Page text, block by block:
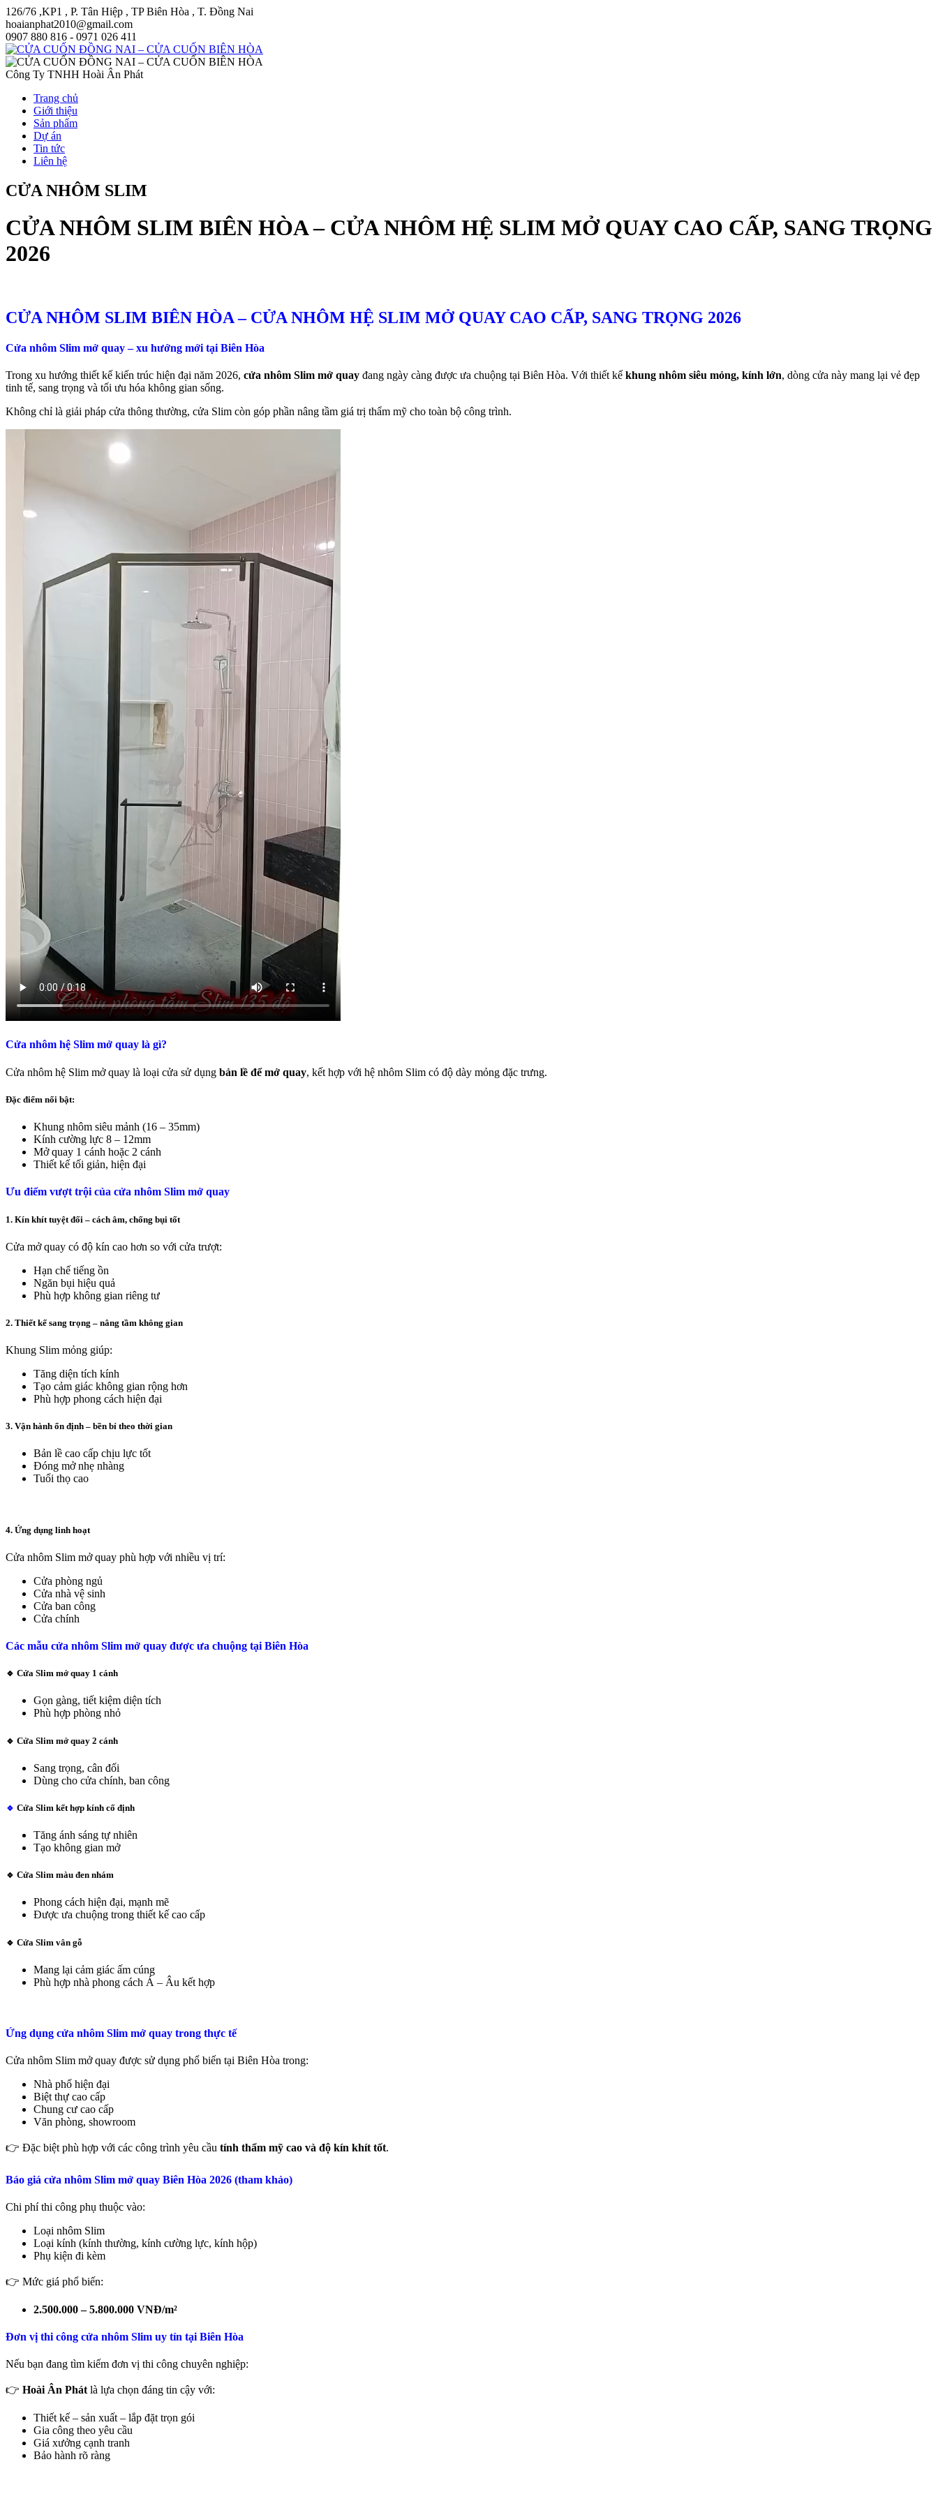
126/76 ,KP1 , P. Tân Hiệp , TP Biên Hòa , T. Đồng Nai
hoaianphat2010@gmail.com
0907 880 816 - 0971 026 411
Công Ty TNHH Hoài Ân Phát
Trang chủ
Giới thiệu
Sản phẩm
Dự án
Tin tức
Liên hệ
CỬA NHÔM SLIM
CỬA NHÔM SLIM BIÊN HÒA – CỬA NHÔM HỆ SLIM MỞ QUAY CAO CẤP, SANG TRỌNG
2026
CỬA NHÔM SLIM BIÊN HÒA – CỬA NHÔM HỆ SLIM MỞ QUAY CAO CẤP, SANG TRỌNG 2026
Cửa nhôm Slim mở quay – xu hướng mới tại Biên Hòa
Trong xu hướng thiết kế kiến trúc hiện đại năm 2026, cửa nhôm Slim mở quay đang ngày càng được ưa chuộng tại Biên Hòa. Với thiết kế khung nhôm siêu mỏng, kính lớn, dòng cửa này mang lại vẻ đẹp
tinh tế, sang trọng và tối ưu hóa không gian sống.
Không chỉ là giải pháp cửa thông thường, cửa Slim còn góp phần nâng tầm giá trị thẩm mỹ cho toàn bộ công trình.
Cửa nhôm hệ Slim mở quay là gì?
Cửa nhôm hệ Slim mở quay là loại cửa sử dụng bản lề để mở quay, kết hợp với hệ nhôm Slim có độ dày mỏng đặc trưng.
Đặc điểm nổi bật:
Khung nhôm siêu mảnh (16 – 35mm)
Kính cường lực 8 – 12mm
Mở quay 1 cánh hoặc 2 cánh
Thiết kế tối giản, hiện đại
Ưu điểm vượt trội của cửa nhôm Slim mở quay
1. Kín khít tuyệt đối – cách âm, chống bụi tốt
Cửa mở quay có độ kín cao hơn so với cửa trượt:
Hạn chế tiếng ồn
Ngăn bụi hiệu quả
Phù hợp không gian riêng tư
2. Thiết kế sang trọng – nâng tầm không gian
Khung Slim mỏng giúp:
Tăng diện tích kính
Tạo cảm giác không gian rộng hơn
Phù hợp phong cách hiện đại
3. Vận hành ổn định – bền bỉ theo thời gian
Bản lề cao cấp chịu lực tốt
Đóng mở nhẹ nhàng
Tuổi thọ cao
4. Ứng dụng linh hoạt
Cửa nhôm Slim mở quay phù hợp với nhiều vị trí:
Cửa phòng ngủ
Cửa nhà vệ sinh
Cửa ban công
Cửa chính
Các mẫu cửa nhôm Slim mở quay được ưa chuộng tại Biên Hòa
🔹 Cửa Slim mở quay 1 cánh
Gọn gàng, tiết kiệm diện tích
Phù hợp phòng nhỏ
🔹 Cửa Slim mở quay 2 cánh
Sang trọng, cân đối
Dùng cho cửa chính, ban công
🔹 Cửa Slim kết hợp kính cố định
Tăng ánh sáng tự nhiên
Tạo không gian mở
🔹 Cửa Slim màu đen nhám
Phong cách hiện đại, mạnh mẽ
Được ưa chuộng trong thiết kế cao cấp
🔹 Cửa Slim vân gỗ
Mang lại cảm giác ấm cúng
Phù hợp nhà phong cách Á – Âu kết hợp
Ứng dụng cửa nhôm Slim mở quay trong thực tế
Cửa nhôm Slim mở quay được sử dụng phổ biến tại Biên Hòa trong:
Nhà phố hiện đại
Biệt thự cao cấp
Chung cư cao cấp
Văn phòng, showroom
👉 Đặc biệt phù hợp với các công trình yêu cầu tính thẩm mỹ cao và độ kín khít tốt.
Báo giá cửa nhôm Slim mở quay Biên Hòa 2026 (tham khảo)
Chi phí thi công phụ thuộc vào:
Loại nhôm Slim
Loại kính (kính thường, kính cường lực, kính hộp)
Phụ kiện đi kèm
👉 Mức giá phổ biến:
2.500.000 – 5.800.000 VNĐ/m²
Đơn vị thi công cửa nhôm Slim uy tín tại Biên Hòa
Nếu bạn đang tìm kiếm đơn vị thi công chuyên nghiệp:
👉 Hoài Ân Phát là lựa chọn đáng tin cậy với:
Thiết kế – sản xuất – lắp đặt trọn gói
Gia công theo yêu cầu
Giá xưởng cạnh tranh
Bảo hành rõ ràng